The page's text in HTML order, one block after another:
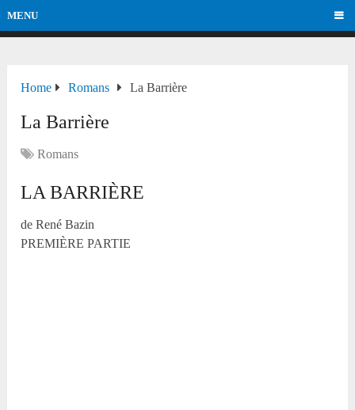
MENU
Home Romans La Barrière
La Barrière
Romans
LA BARRIÈRE
de René Bazin
PREMIÈRE PARTIE